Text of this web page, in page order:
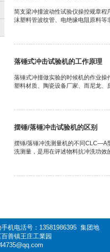
简支梁冲撞波动性试验仪操控规章
沫塑料管波纹管、电绝缘电阻原料
落锤式冲击试验机的工作原理
落锤式冲撞做实验的时候机的作业
塑料材质、陶瓷设备厂家、而尼龙
摆锤/落锤冲击试验机的区别
摆锤/落锤冲洗测量机的不同CLC—A
洗测量，是用在评述物料抗冲洗功
机电活号：13581986395 集团地
善镇王庄工業园